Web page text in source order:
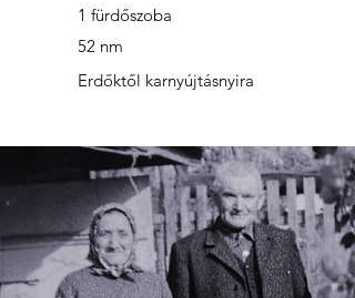
1 fürdőszoba
52 nm
Erdőktől karnyújtásnyira